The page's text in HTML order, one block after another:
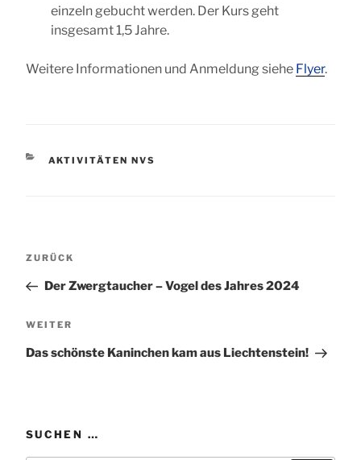
einzeln gebucht werden. Der Kurs geht
insgesamt 1,5 Jahre.
Weitere Informationen und Anmeldung siehe Flyer.
KATEGORIEN
AKTIVITÄTEN NVS
Vorheriger
ZURÜCK
Der Zwergtaucher – Vogel des Jahres 2024
Nächster
WEITER
Das schönste Kaninchen kam aus Liechtenstein!
SUCHEN …